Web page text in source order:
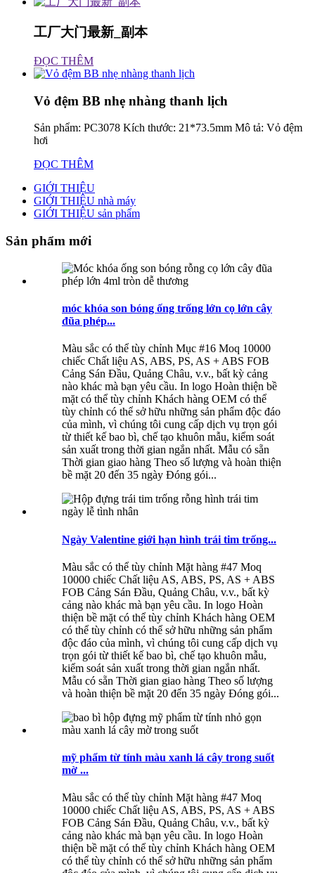
工厂大门最新_副本
ĐỌC THÊM
Vỏ đệm BB nhẹ nhàng thanh lịch
Sản phẩm: PC3078 Kích thước: 21*73.5mm Mô tả: Vỏ đệm
hơi
ĐỌC THÊM
GIỚI THIỆU
GIỚI THIỆU nhà máy
GIỚI THIỆU sản phẩm
Sản phẩm mới
móc khóa son bóng ống trống lớn cọ lớn cây
đũa phép...
Màu sắc có thể tùy chỉnh Mục #16 Moq 10000
chiếc Chất liệu AS, ABS, PS, AS + ABS FOB
Cảng Sán Đầu, Quảng Châu, v.v., bất kỳ cảng
nào khác mà bạn yêu cầu. In logo Hoàn thiện bề
mặt có thể tùy chỉnh Khách hàng OEM có thể
tùy chỉnh có thể sở hữu những sản phẩm độc đáo
của mình, vì chúng tôi cung cấp dịch vụ trọn gói
từ thiết kế bao bì, chế tạo khuôn mẫu, kiểm soát
sản xuất trong thời gian ngắn nhất. Mẫu có sẵn
Thời gian giao hàng Theo số lượng và hoàn thiện
bề mặt 20 đến 35 ngày Đóng gói...
Ngày Valentine giới hạn hình trái tim trống...
Màu sắc có thể tùy chỉnh Mặt hàng #47 Moq
10000 chiếc Chất liệu AS, ABS, PS, AS + ABS
FOB Cảng Sán Đầu, Quảng Châu, v.v., bất kỳ
cảng nào khác mà bạn yêu cầu. In logo Hoàn
thiện bề mặt có thể tùy chỉnh Khách hàng OEM
có thể tùy chỉnh có thể sở hữu những sản phẩm
độc đáo của mình, vì chúng tôi cung cấp dịch vụ
trọn gói từ thiết kế bao bì, chế tạo khuôn mẫu,
kiểm soát sản xuất trong thời gian ngắn nhất.
Mẫu có sẵn Thời gian giao hàng Theo số lượng
và hoàn thiện bề mặt 20 đến 35 ngày Đóng gói...
mỹ phẩm từ tính màu xanh lá cây trong suốt
mờ ...
Màu sắc có thể tùy chỉnh Mặt hàng #47 Moq
10000 chiếc Chất liệu AS, ABS, PS, AS + ABS
FOB Cảng Sán Đầu, Quảng Châu, v.v., bất kỳ
cảng nào khác mà bạn yêu cầu. In logo Hoàn
thiện bề mặt có thể tùy chỉnh Khách hàng OEM
có thể tùy chỉnh có thể sở hữu những sản phẩm